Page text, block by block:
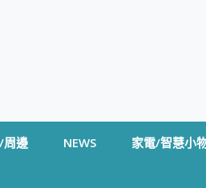
周邊 NEWS 家電/智慧小